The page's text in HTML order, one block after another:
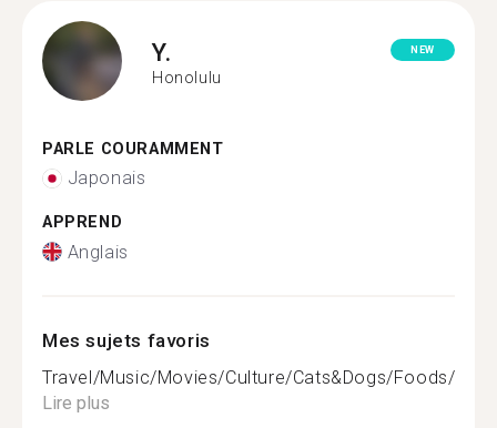
Y.
Honolulu
NEW
PARLE COURAMMENT
Japonais
APPREND
Anglais
Mes sujets favoris
Travel/Music/Movies/Culture/Cats&Dogs/Foods/
Lire plus